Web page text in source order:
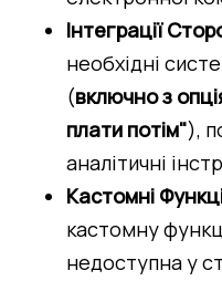
Інтеграції
необхідні
(включно з
плати потім"),
аналітичні
Кастомні
кастомну
недоступна у